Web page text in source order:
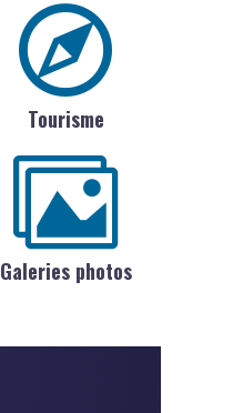
Tourisme
Galeries photos